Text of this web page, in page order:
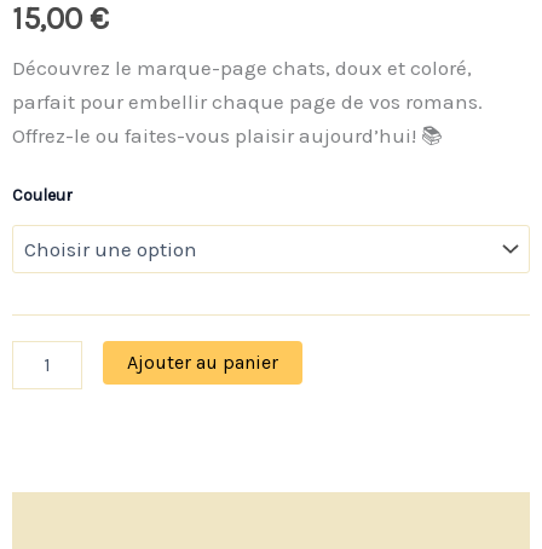
sur 5 basé
sur
notation
client
15,00 €
Découvrez le marque-page chats, doux et coloré,
parfait pour embellir chaque page de vos romans.
Offrez-le ou faites-vous plaisir aujourd’hui! 📚
Couleur
Ajouter au panier